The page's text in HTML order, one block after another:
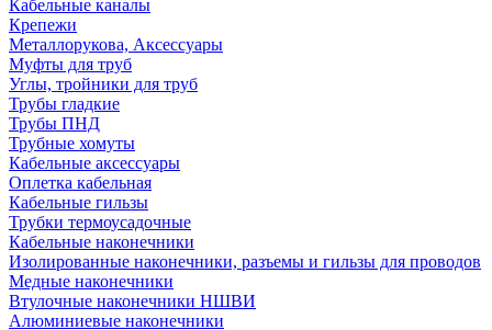
Кабельные каналы
Крепежи
Металлорукова, Аксессуары
Муфты для труб
Углы, тройники для труб
Трубы гладкие
Трубы ПНД
Трубные хомуты
Кабельные аксессуары
Оплетка кабельная
Кабельные гильзы
Трубки термоусадочные
Кабельные наконечники
Изолированные наконечники, разъемы и гильзы для проводов
Медные наконечники
Втулочные наконечники НШВИ
Алюминиевые наконечники